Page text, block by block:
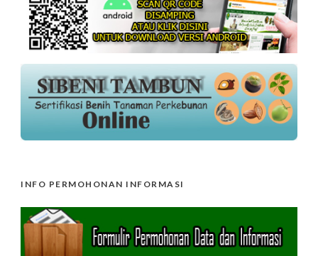
INFO PERMOHONAN INFORMASI